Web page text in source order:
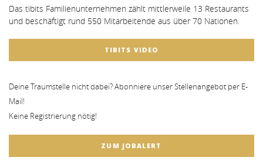
Das tibits Familienunternehmen zählt mittlerweile 13 Restaurants
und beschäftigt rund 550 Mitarbeitende aus über 70 Nationen.
TIBITS VIDEO
Deine Traumstelle nicht dabei? Abonniere unser Stellenangebot per E-
Mail!
Keine Registrierung nötig!
ZUM JOBALERT